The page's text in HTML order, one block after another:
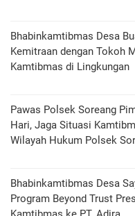
Bhabinkamtibmas Desa
Kemitraan dengan Tokoh
Kamtibmas di Lingkungan
Pawas Polsek Soreang
Hari, Jaga Situasi
Wilayah Hukum Polsek
Bhabinkamtibmas Desa
Program Beyond Trust